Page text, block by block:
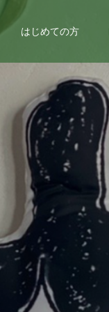
はじめての方